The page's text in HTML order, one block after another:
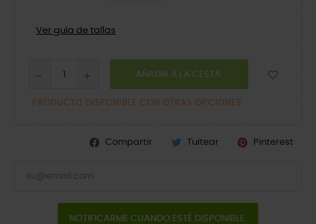
Ver guía de tallas
AÑADIR A LA CESTA
PRODUCTO DISPONIBLE CON OTRAS OPCIONES
Compartir Tuitear Pinterest
NOTIFICARME CUANDO ESTÉ DISPONIBLE.